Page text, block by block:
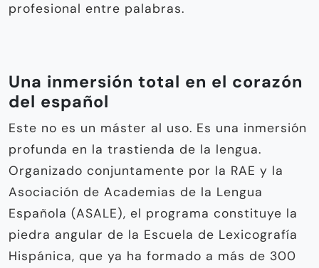
profesional entre palabras.
Una inmersión total en el corazón
del español
Este no es un máster al uso. Es una inmersión
profunda en la trastienda de la lengua.
Organizado conjuntamente por la RAE y la
Asociación de Academias de la Lengua
Española (ASALE), el programa constituye la
piedra angular de la Escuela de Lexicografía
Hispánica, que ya ha formado a más de 300